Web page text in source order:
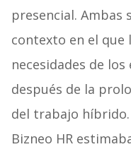
presencial. Ambas
contexto en el que
necesidades de
después de la
del trabajo híbrido.
Bizneo HR